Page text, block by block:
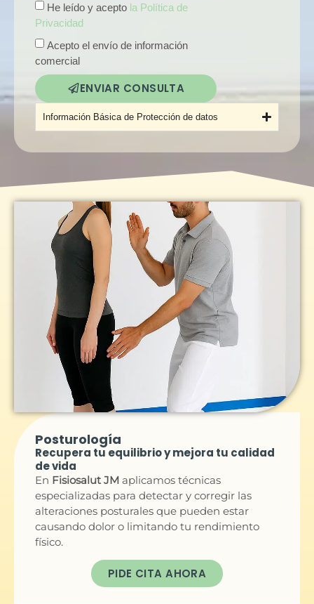
He leído y acepto la Política de
Privacidad
Acepto el envío de información
comercial
ENVIAR CONSULTA
Alternative:
Información Básica de Protección de datos
Posturología
Recupera tu equilibrio y mejora tu calidad
de vida
En Fisiosalut JM aplicamos técnicas
especializadas para detectar y corregir las
alteraciones posturales que pueden estar
causando dolor o limitando tu rendimiento
físico.
PIDE CITA AHORA